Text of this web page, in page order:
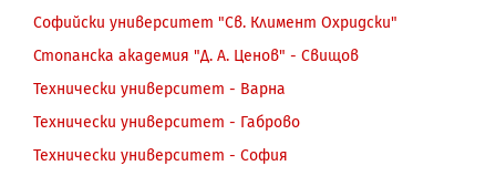
Софийски университет "Св. Климент Охридски"
Стопанска академия "Д. А. Ценов" - Свищов
Технически университет - Варна
Технически университет - Габрово
Технически университет - София